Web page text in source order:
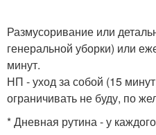
Размусоривание или
генеральной уборки) или
минут.
НП - уход за собой (15
ограничивать не буду, по
* Дневная рутина - у